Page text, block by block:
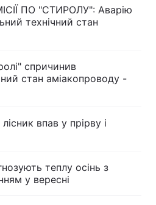
ПО "СТИРОЛУ": Аварію
технічний стан
спричинив
стан аміакопроводу -
впав у прірву і
теплу осінь з
у вересні